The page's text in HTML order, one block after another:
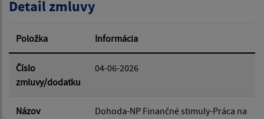
Dátum od:
Dátum do:
Detail zmluvy
Položka Informácia
Číslo
zmluvy/dodatku
04-06-2026
Názov
Dohoda-NP Finančné stimuly-Práca na